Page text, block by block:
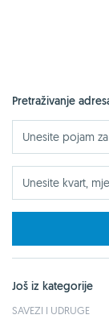
Pretraživanje
Još iz kategorije
SAVEZI I UDRUGE